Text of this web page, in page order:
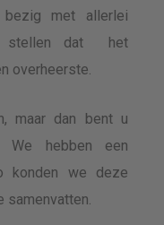
met allerlei
stellen dat het
overheerste.
maar dan bent u
We hebben een
konden we deze
samenvatten.